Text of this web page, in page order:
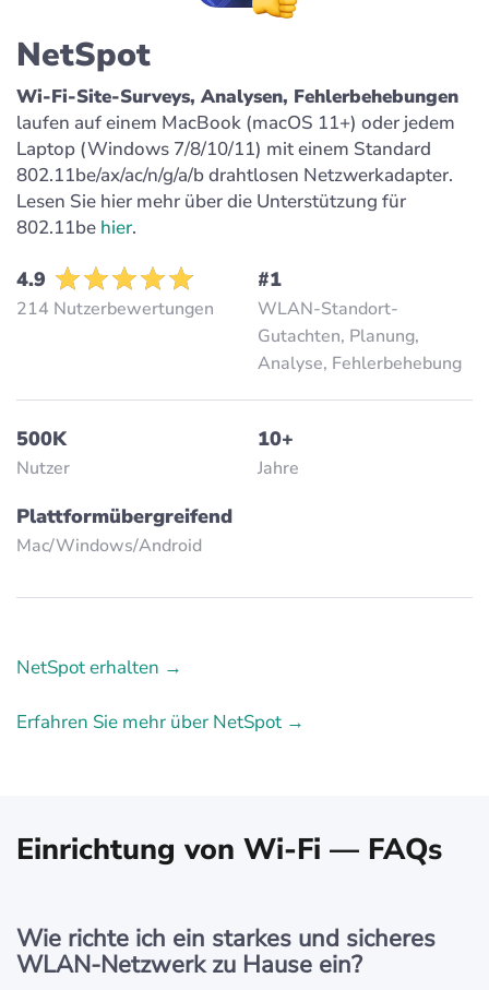
NetSpot
Wi-Fi-Site-Surveys, Analysen, Fehlerbehebungen
laufen auf einem MacBook (macOS 11+) oder jedem
Laptop (Windows 7/8/10/11) mit einem Standard
802.11be/ax/ac/n/g/a/b drahtlosen Netzwerkadapter.
Lesen Sie hier mehr über die Unterstützung für
802.11be hier.
4.9
214 Nutzerbewertungen
#1
WLAN-Standort-
Gutachten, Planung,
Analyse, Fehlerbehebung
500K
Nutzer
10+
Jahre
Plattformübergreifend
Mac/Windows/Аndroid
NetSpot erhalten →
Erfahren Sie mehr über NetSpot →
Einrichtung von Wi-Fi — FAQs
Wie richte ich ein starkes und sicheres
WLAN-Netzwerk zu Hause ein?